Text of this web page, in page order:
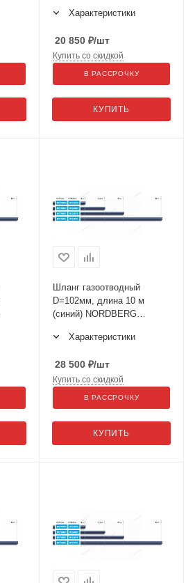
Характеристики
20 850 ₽/шт
КУПИТЬ
Купить со скидкой
В РАССРОЧКУ
Шланг газоотводный
D=102мм, длина 10 м
(синий) NORDBERG
Характеристики
28 500 ₽/шт
КУПИТЬ
Купить со скидкой
В РАССРОЧКУ